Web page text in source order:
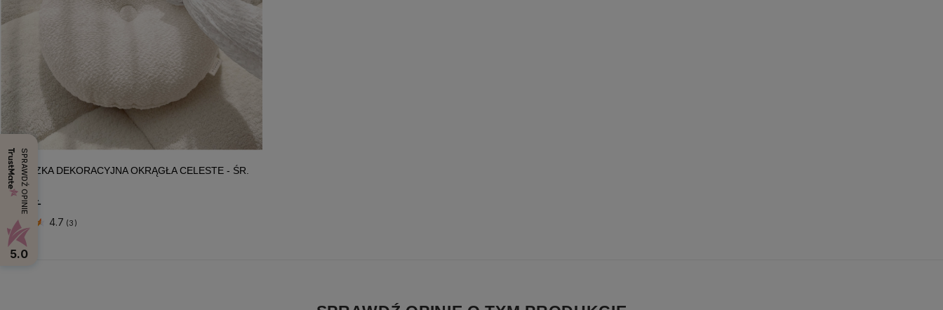
PODUSZKA DEKORACYJNA OKRĄGŁA CELESTE - ŚR.
45
45,90 ZŁ
4.7 (3)
SPRAWDŹ OPINIE
5.0